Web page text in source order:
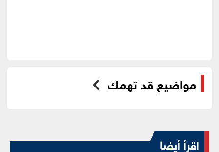
مواضيع قد تهمك
اقرأ أيضا